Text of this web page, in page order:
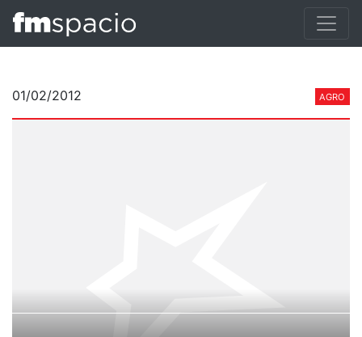
01/02/2012 AGRO